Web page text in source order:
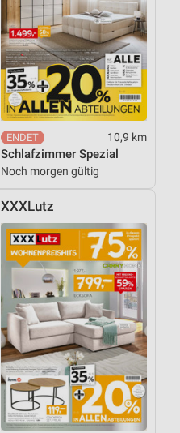
10,9 km
Schlafzimmer Spezial
Noch morgen gültig
XXXLutz